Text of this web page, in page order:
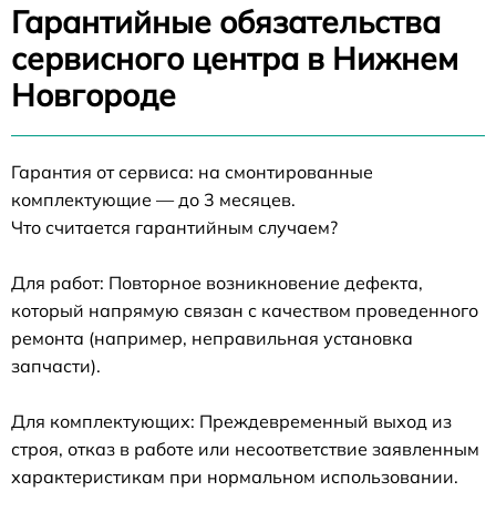
Гарантийные обязательства
сервисного центра в Нижнем
Новгороде
Гарантия от сервиса: на смонтированные
комплектующие — до 3 месяцев.
Что считается гарантийным случаем?
Для работ: Повторное возникновение дефекта,
который напрямую связан с качеством проведенного
ремонта (например, неправильная установка
запчасти).
Для комплектующих: Преждевременный выход из
строя, отказ в работе или несоответствие заявленным
характеристикам при нормальном использовании.